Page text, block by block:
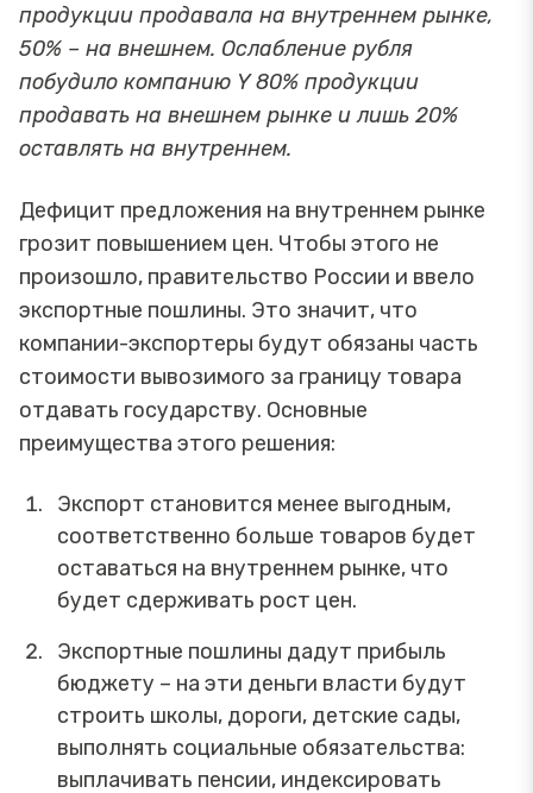
продукции продавала на внутреннем рынке,
50% – на внешнем. Ослабление рубля
побудило компанию Y 80% продукции
продавать на внешнем рынке и лишь 20%
оставлять на внутреннем.
Дефицит предложения на внутреннем рынке
грозит повышением цен. Чтобы этого не
произошло, правительство России и ввело
экспортные пошлины. Это значит, что
компании-экспортеры будут обязаны часть
стоимости вывозимого за границу товара
отдавать государству. Основные
преимущества этого решения:
Экспорт становится менее выгодным,
соответственно больше товаров будет
оставаться на внутреннем рынке, что
будет сдерживать рост цен.
Экспортные пошлины дадут прибыль
бюджету – на эти деньги власти будут
строить школы, дороги, детские сады,
выполнять социальные обязательства:
выплачивать пенсии, индексировать